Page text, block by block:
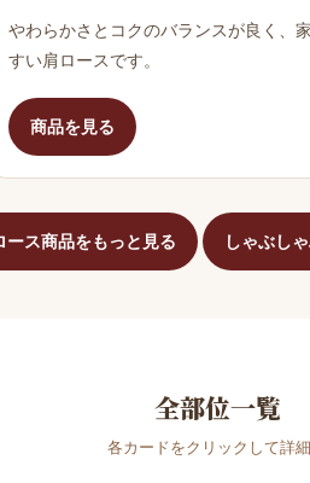
やわらかさとコクのバランスが良く、
すい肩ロースです。
商品を見る
ース商品をもっと見る しゃぶし
全部位一覧
各カードをクリックして詳